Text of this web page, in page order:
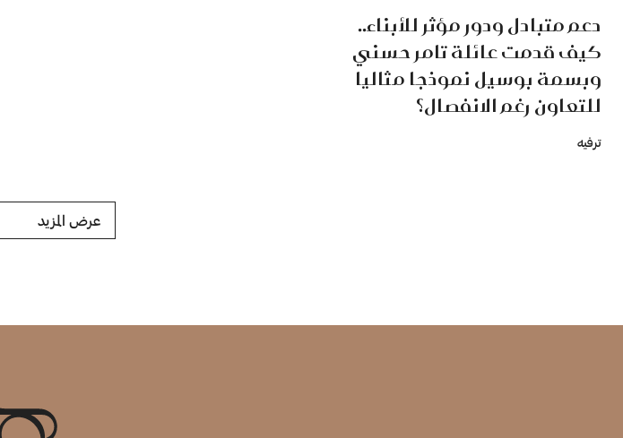
دعم متبادل ودور مؤثر للأبناء..
كيف قدمت عائلة تامر حسني
وبسمة بوسيل نموذجا مثاليا
للتعاون رغم الانفصال؟
ترفيه
عرض المزيد